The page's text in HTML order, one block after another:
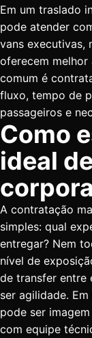
Em um traslado
pode atender
vans executivas,
oferecem
comum é
fluxo, tempo de
passageiros e
Como
ideal
A contratação
simples: qual
entregar? Nem
nível de
de transfer entre
ser agilidade.
pode ser
com equipe